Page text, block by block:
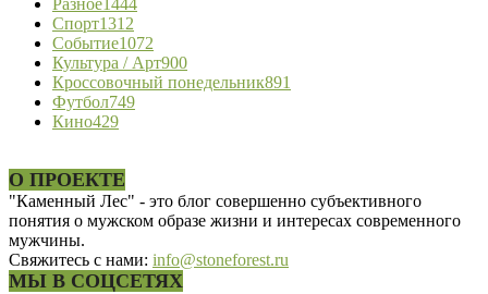
Разное1444
Спорт1312
Событие1072
Культура / Арт900
Кроссовочный понедельник891
Футбол749
Кино429
О ПРОЕКТЕ
"Каменный Лес" - это блог совершенно субъективного
понятия о мужском образе жизни и интересах современного
мужчины.
Свяжитесь с нами: info@stoneforest.ru
МЫ В СОЦСЕТЯХ